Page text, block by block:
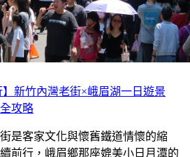
】新竹內灣老街×峨眉湖一日遊景
攻略
是客家文化與懷舊鐵道情懷的縮
前行，峨眉鄉那座媲美小日月潭的